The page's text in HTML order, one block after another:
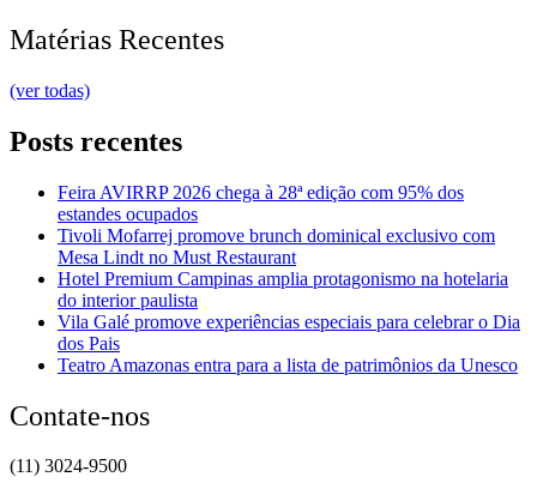
Matérias Recentes
(ver todas)
Posts recentes
Feira AVIRRP 2026 chega à 28ª edição com 95% dos
estandes ocupados
Tivoli Mofarrej promove brunch dominical exclusivo com
Mesa Lindt no Must Restaurant
Hotel Premium Campinas amplia protagonismo na hotelaria
do interior paulista
Vila Galé promove experiências especiais para celebrar o Dia
dos Pais
Teatro Amazonas entra para a lista de patrimônios da Unesco
Contate-nos
(11) 3024-9500